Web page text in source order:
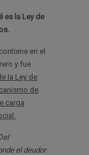
es la Ley de
en el
y fue
la Ley de
de
carga
el deudor